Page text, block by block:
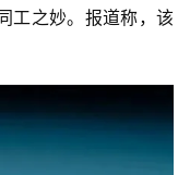
工之妙。报道称，该